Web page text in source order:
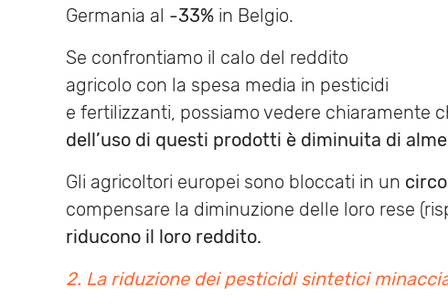
Germania al -33% in Belgio.
Se confrontiamo il calo del reddito
agricolo con la spesa media in pesticidi
e fertilizzanti, possiamo vedere chiaramente
dell’uso di questi prodotti è diminuita di
Gli agricoltori europei sono bloccati in un
compensare la diminuzione delle loro rese
riducono il loro reddito.
2. La riduzione dei pesticidi sintetici